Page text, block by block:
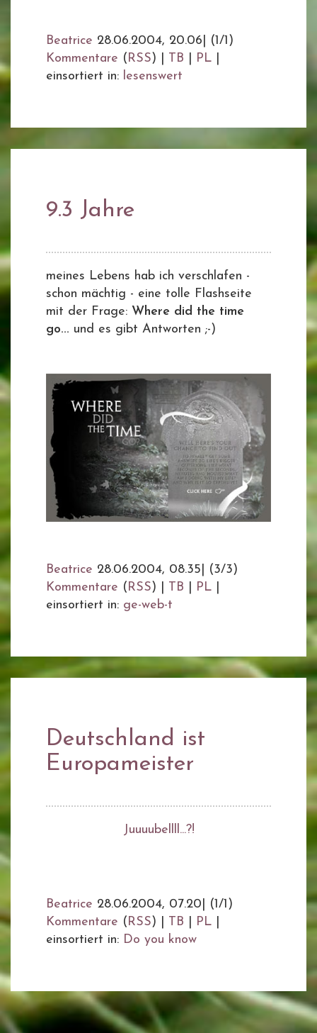
Beatrice 28.06.2004, 20.06
(1/1)
Kommentare (RSS) | TB PL
einsortiert in: lesenswert
9.3 Jahre
meines Lebens hab ich verschlafen -
schon mächtig - eine tolle Flashseite
mit der Frage: Where did the time
go... und es gibt Antworten ;-)
Beatrice 28.06.2004, 08.35
(3/3)
Kommentare (RSS) | TB PL
einsortiert in: ge-web-t
Deutschland ist
Europameister
Juuuubellll...?!
Beatrice 28.06.2004, 07.20
(1/1)
Kommentare (RSS) | TB PL
einsortiert in: Do you know